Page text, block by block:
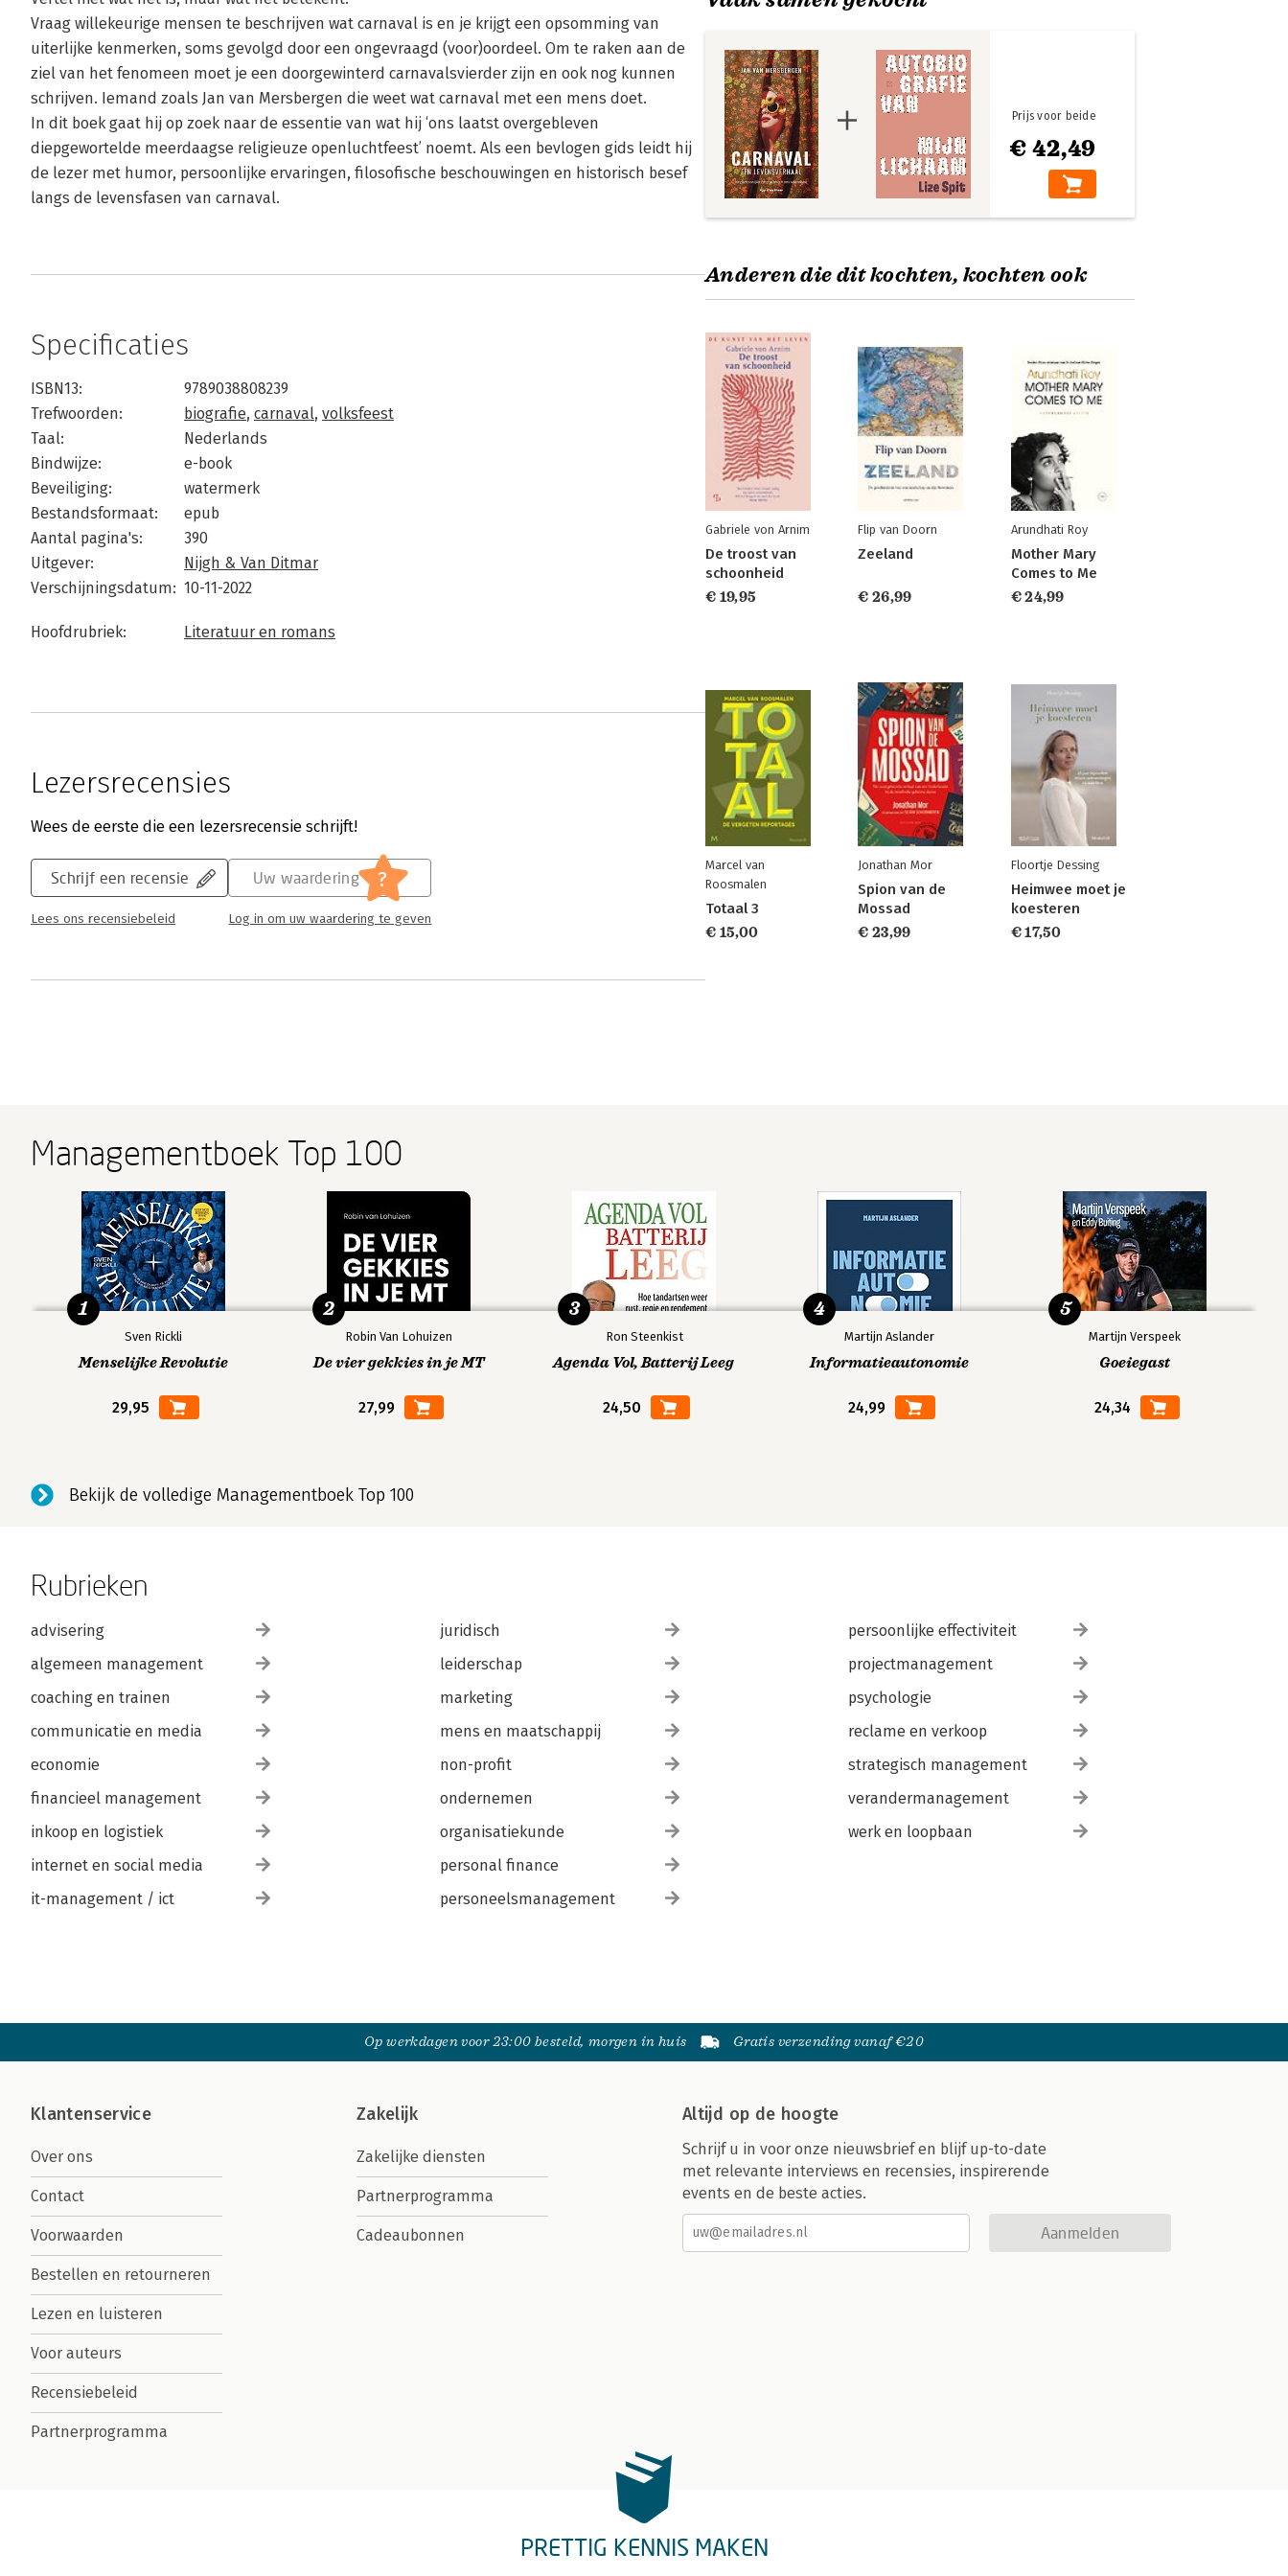
Vraag willekeurige mensen te beschrijven wat carnaval is en je krijgt een opsomming van
uiterlijke kenmerken, soms gevolgd door een ongevraagd (voor)oordeel. Om te raken aan de
ziel van het fenomeen moet je een doorgewinterd carnavalsvierder zijn en ook nog kunnen
schrijven. Iemand zoals Jan van Mersbergen die weet wat carnaval met een mens doet.
In dit boek gaat hij op zoek naar de essentie van wat hij ‘ons laatst overgebleven
diepgewortelde meerdaagse religieuze openluchtfeest’ noemt. Als een bevlogen gids leidt hij
de lezer met humor, persoonlijke ervaringen, filosofische beschouwingen en historisch besef
langs de levensfasen van carnaval.
Specificaties
ISBN13:
9789038808239
Trefwoorden:
biografie, carnaval, volksfeest
Taal:
Nederlands
Bindwijze:
e-book
Beveiliging:
watermerk
Bestandsformaat:
epub
Aantal pagina's:
390
Uitgever:
Nijgh & Van Ditmar
Verschijningsdatum: 10-11-2022
Hoofdrubriek: Literatuur en romans
Lezersrecensies
Wees de eerste die een lezersrecensie schrijft!
Schrijf een recensie
Lees ons recensiebeleid
Uw waardering ?
Log in om uw waardering te geven
€ 42,49
Prijs voor beide
Anderen die dit kochten, kochten ook
Gabriele von Arnim
De troost van
schoonheid
€ 19,95
Flip van Doorn
Zeeland
€ 26,99
Arundhati Roy
Mother Mary
Comes to Me
€ 24,99
Marcel van
Roosmalen
Totaal 3
€ 15,00
Jonathan Mor
Spion van de
Mossad
€ 23,99
Floortje Dessing
Heimwee moet je
koesteren
€ 17,50
Managementboek Top 100
Sven Rickli
Menselijke Revolutie
29,95
1
Robin Van Lohuizen
De vier gekkies in je MT
27,99
2
Ron Steenkist
Agenda Vol, Batterij Leeg
24,50
3
Martijn Aslander
Informatieautonomie
24,99
4
Martijn Verspeek
Goeiegast
24,34
5
Bekijk de volledige Managementboek Top 100
Rubrieken
advisering
algemeen management
coaching en trainen
communicatie en media
economie
financieel management
inkoop en logistiek
internet en social media
it-management / ict
juridisch
leiderschap
marketing
mens en maatschappij
non-profit
ondernemen
organisatiekunde
personal finance
personeelsmanagement
persoonlijke effectiviteit
projectmanagement
psychologie
reclame en verkoop
strategisch management
verandermanagement
werk en loopbaan
Op werkdagen voor 23:00 besteld, morgen in huis Gratis verzending vanaf €20
Klantenservice
Over ons
Contact
Voorwaarden
Bestellen en retourneren
Lezen en luisteren
Voor auteurs
Recensiebeleid
Partnerprogramma
Zakelijk
Zakelijke diensten
Partnerprogramma
Cadeaubonnen
Altijd op de hoogte
Schrijf u in voor onze nieuwsbrief en blijf up-to-date
met relevante interviews en recensies, inspirerende
events en de beste acties.
Aanmelden
PRETTIG KENNIS MAKEN